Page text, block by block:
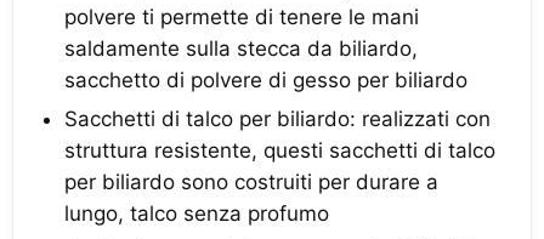
polvere ti permette di tenere le mani
saldamente sulla stecca da biliardo,
sacchetto di polvere di gesso per biliardo
Sacchetti di talco per biliardo: realizzati con
struttura resistente, questi sacchetti di talco
per biliardo sono costruiti per durare a
lungo, talco senza profumo